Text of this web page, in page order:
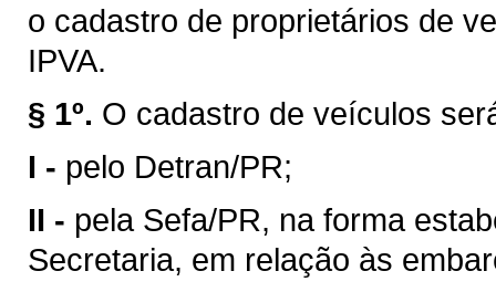
o cadastro de proprietários de
IPVA.
§ 1º. O cadastro de veículos
I - pelo Detran/PR;
II - pela Sefa/PR, na forma
Secretaria, em relação às